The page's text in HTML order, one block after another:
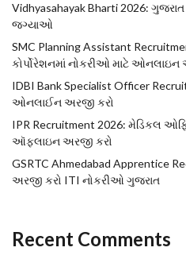
Vidhyasahayak Bharti 2026: ગુજરાત
જગ્યાઓ
SMC Planning Assistant
કોર્પોરેશનમાં નોકરીઓ માટે ઓનલાઇન
IDBI Bank Specialist Officer
ઓનલાઈન અરજી કરો
IPR Recruitment 2026: મેડિકલ
ઑફલાઇન અરજી કરો
GSRTC Ahmedabad Apprentice
અરજી કરો ITI નોકરીઓ ગુજરાત
Recent Comments